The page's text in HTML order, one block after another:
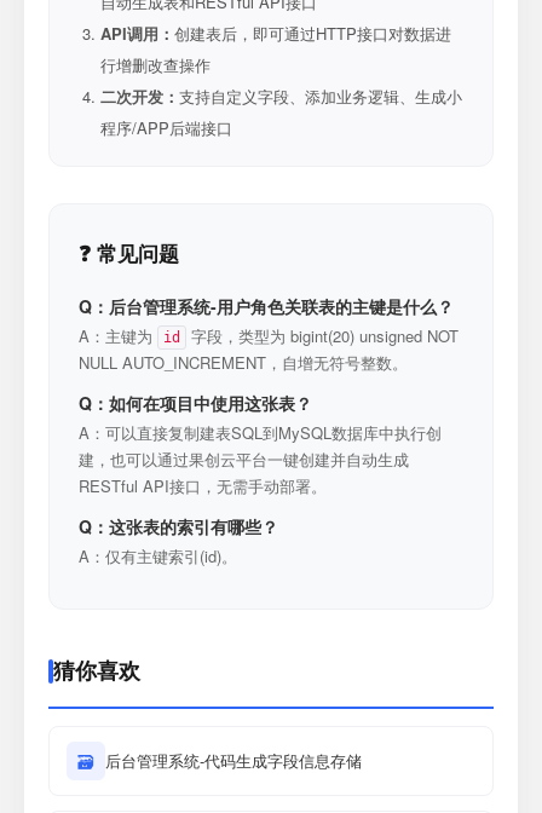
API调用： 创建表后，即可通过HTTP接口对数据进
行增删改查操作
二次开发： 支持自定义字段、添加业务逻辑、生成小
程序/APP后端接口
❓ 常见问题
Q：后台管理系统-用户角色关联表的主键是什么？
A：主键为 id
字段，类型为 bigint(20) unsigned NOT
NULL AUTO_INCREMENT，自增无符号整数。
Q：如何在项目中使用这张表？
A：可以直接复制建表SQL到MySQL数据库中执行创
建，也可以通过果创云平台一键创建并自动生成
RESTful API接口，无需手动部署。
Q：这张表的索引有哪些？
A：仅有主键索引(id)。
猜你喜欢
🗃 后台管理系统-代码生成字段信息存储